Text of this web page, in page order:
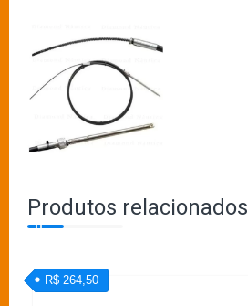
Produtos relacionados
R$ 264,50